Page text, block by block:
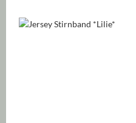
Bildergalerie überspringen